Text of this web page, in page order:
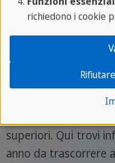
imparare la lingua.
scelgono di unire
capitale inglese con
frequentando
corsi d'inglese
oppure scegliere di
superiori. Qui trovi
anno da trascorrere
richiedono i cookie